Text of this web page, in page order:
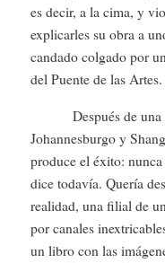
es decir, a la cima, y
explicarles su obra a
candado colgado por
del Puente de las Artes.
Después de
Johannesburgo y
produce el éxito: nunca
dice todavía. Quería
realidad, una filial de
por canales
un libro con las